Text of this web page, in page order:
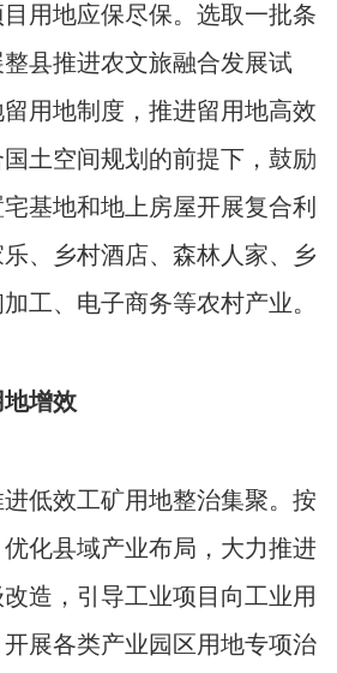
用地应保尽保。选取一批条
县推进农文旅融合发展试
用地制度，推进留用地高效
土空间规划的前提下，鼓励
基地和地上房屋开展复合利
、乡村酒店、森林人家、乡
工、电子商务等农村产业。
增效
效工矿用地整治集聚。按
化县域产业布局，大力推进
造，引导工业项目向工业用
展各类产业园区用地专项治